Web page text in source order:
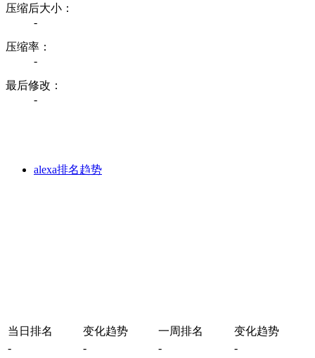
压缩后大小：
-
压缩率：
-
最后修改：
-
alexa排名趋势
当日排名 变化趋势 一周排名
变化趋势
-
- -
-